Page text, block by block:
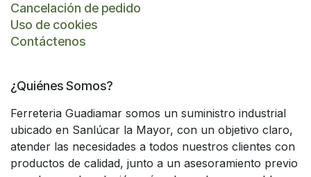
Cancelación de pedido
Uso de cookies
Contáctenos
¿Quiénes Somos?
Ferreteria Guadiamar somos un suministro industrial
ubicado en Sanlúcar la Mayor, con un objetivo claro,
atender las necesidades a todos nuestros clientes con
productos de calidad, junto a un asesoramiento previo